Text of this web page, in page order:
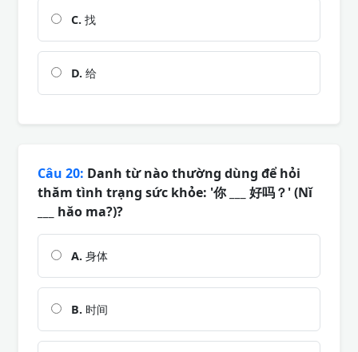
C. 找
D. 给
Câu 20: Danh từ nào thường dùng để hỏi
thăm tình trạng sức khỏe: '你 ___ 好吗？' (Nǐ
___ hǎo ma?)?
A. 身体
B. 时间